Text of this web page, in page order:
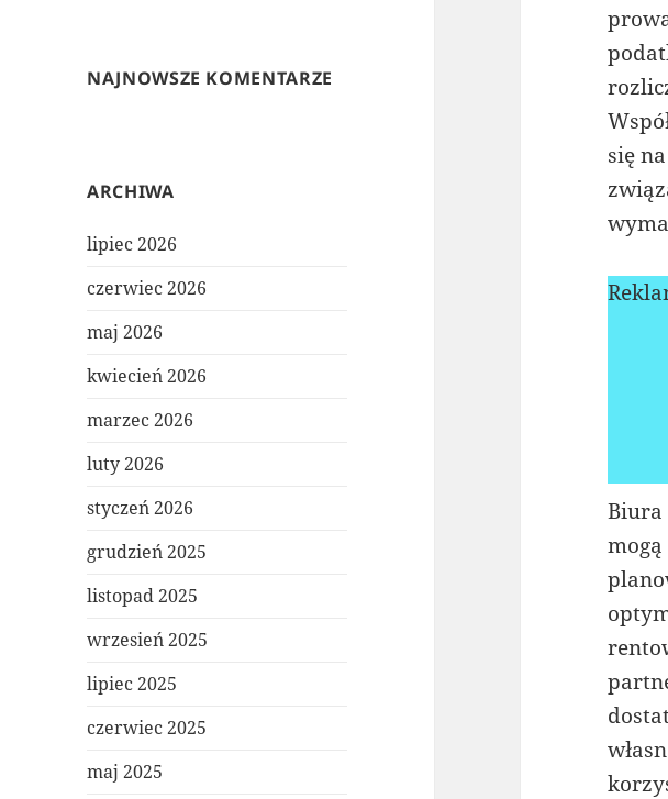
NAJNOWSZE KOMENTARZE
ARCHIWA
lipiec 2026
czerwiec 2026
maj 2026
kwiecień 2026
marzec 2026
luty 2026
styczeń 2026
grudzień 2025
listopad 2025
wrzesień 2025
lipiec 2025
czerwiec 2025
maj 2025
się
Biura